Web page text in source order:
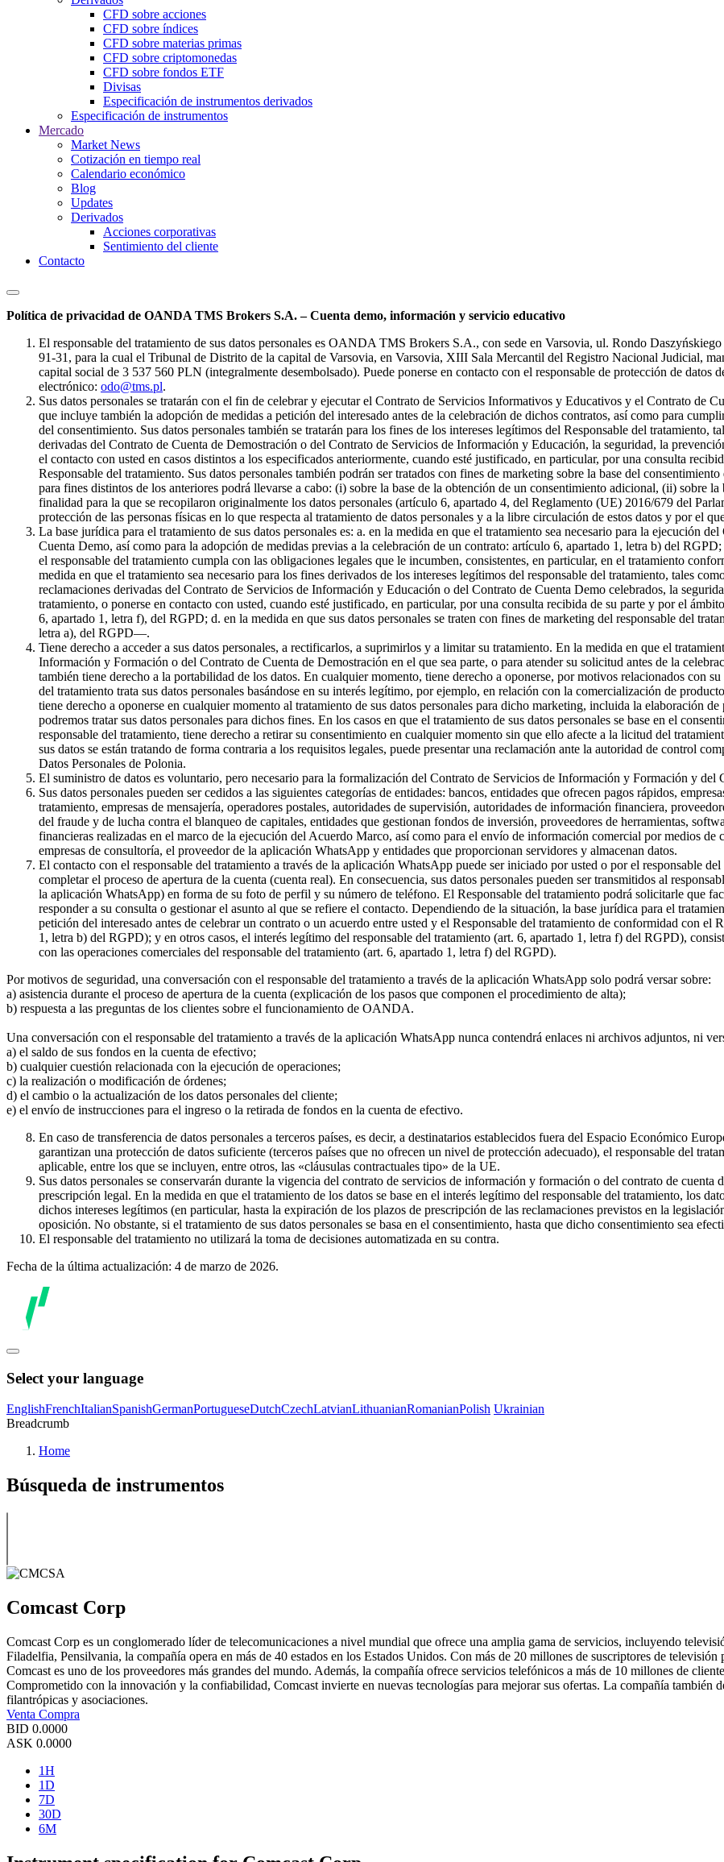
CFD sobre acciones
CFD sobre índices
CFD sobre materias primas
CFD sobre criptomonedas
CFD sobre fondos ETF
Divisas
Especificación de instrumentos derivados
Especificación de instrumentos
Mercado
Market News
Cotización en tiempo real
Calendario económico
Blog
Updates
Derivados
Acciones corporativas
Sentimiento del cliente
Contacto
Política de privacidad de OANDA TMS Brokers S.A. – Cuenta demo, información y servicio educativo
El responsable del tratamiento de sus datos personales es OANDA TMS Brokers S.A., con sede en Varsovia, ul. Rondo
91-31, para la cual el Tribunal de Distrito de la capital de Varsovia, en Varsovia, XIII Sala Mercantil del Registro Nacional Judicial,
capital social de 3 537 560 PLN (integralmente desembolsado). Puede ponerse en contacto con el responsable de protección de datos
electrónico: odo@tms.pl.
Sus datos personales se tratarán con el fin de celebrar y ejecutar el Contrato de Servicios Informativos y Educativos y el Contrato de
que incluye también la adopción de medidas a petición del interesado antes de la celebración de dichos contratos, así como para
del consentimiento. Sus datos personales también se tratarán para los fines de los intereses legítimos del Responsable del tratamiento,
derivadas del Contrato de Cuenta de Demostración o del Contrato de Servicios de Información y Educación, la seguridad, la
el contacto con usted en casos distintos a los especificados anteriormente, cuando esté justificado, en particular, por una consulta
Responsable del tratamiento. Sus datos personales también podrán ser tratados con fines de marketing sobre la base del
para fines distintos de los anteriores podrá llevarse a cabo: (i) sobre la base de la obtención de un consentimiento adicional, (ii) sobre
finalidad para la que se recopilaron originalmente los datos personales (artículo 6, apartado 4, del Reglamento (UE) 2016/679 del
protección de las personas físicas en lo que respecta al tratamiento de datos personales y a la libre circulación de estos datos y por el
La base jurídica para el tratamiento de sus datos personales es: a. en la medida en que el tratamiento sea necesario para la ejecución
Cuenta Demo, así como para la adopción de medidas previas a la celebración de un contrato: artículo 6, apartado 1, letra b) del
el responsable del tratamiento cumpla con las obligaciones legales que le incumben, consistentes, en particular, en el tratamiento
medida en que el tratamiento sea necesario para los fines derivados de los intereses legítimos del responsable del tratamiento, tales
reclamaciones derivadas del Contrato de Servicios de Información y Educación o del Contrato de Cuenta Demo celebrados, la
tratamiento, o ponerse en contacto con usted, cuando esté justificado, en particular, por una consulta recibida de su parte y por el
6, apartado 1, letra f), del RGPD; d. en la medida en que sus datos personales se traten con fines de marketing del responsable del
letra a), del RGPD—.
Tiene derecho a acceder a sus datos personales, a rectificarlos, a suprimirlos y a limitar su tratamiento. En la medida en que el
Información y Formación o del Contrato de Cuenta de Demostración en el que sea parte, o para atender su solicitud antes de la
también tiene derecho a la portabilidad de los datos. En cualquier momento, tiene derecho a oponerse, por motivos relacionados con
del tratamiento trata sus datos personales basándose en su interés legítimo, por ejemplo, en relación con la comercialización de
tiene derecho a oponerse en cualquier momento al tratamiento de sus datos personales para dicho marketing, incluida la elaboración
podremos tratar sus datos personales para dichos fines. En los casos en que el tratamiento de sus datos personales se base en el
responsable del tratamiento, tiene derecho a retirar su consentimiento en cualquier momento sin que ello afecte a la licitud del
sus datos se están tratando de forma contraria a los requisitos legales, puede presentar una reclamación ante la autoridad de control
Datos Personales de Polonia.
El suministro de datos es voluntario, pero necesario para la formalización del Contrato de Servicios de Información y Formación y del
Sus datos personales pueden ser cedidos a las siguientes categorías de entidades: bancos, entidades que ofrecen pagos rápidos,
tratamiento, empresas de mensajería, operadores postales, autoridades de supervisión, autoridades de información financiera,
del fraude y de lucha contra el blanqueo de capitales, entidades que gestionan fondos de inversión, proveedores de herramientas,
financieras realizadas en el marco de la ejecución del Acuerdo Marco, así como para el envío de información comercial por medios de
empresas de consultoría, el proveedor de la aplicación WhatsApp y entidades que proporcionan servidores y almacenan datos.
El contacto con el responsable del tratamiento a través de la aplicación WhatsApp puede ser iniciado por usted o por el responsable
completar el proceso de apertura de la cuenta (cuenta real). En consecuencia, sus datos personales pueden ser transmitidos al
la aplicación WhatsApp) en forma de su foto de perfil y su número de teléfono. El Responsable del tratamiento podrá solicitarle que
responder a su consulta o gestionar el asunto al que se refiere el contacto. Dependiendo de la situación, la base jurídica para el
petición del interesado antes de celebrar un contrato o un acuerdo entre usted y el Responsable del tratamiento de conformidad con
1, letra b) del RGPD); y en otros casos, el interés legítimo del responsable del tratamiento (art. 6, apartado 1, letra f) del RGPD),
con las operaciones comerciales del responsable del tratamiento (art. 6, apartado 1, letra f) del RGPD).
Por motivos de seguridad, una conversación con el responsable del tratamiento a través de la aplicación WhatsApp solo podrá versar sobre:
a) asistencia durante el proceso de apertura de la cuenta (explicación de los pasos que componen el procedimiento de alta);
b) respuesta a las preguntas de los clientes sobre el funcionamiento de OANDA.
Una conversación con el responsable del tratamiento a través de la aplicación WhatsApp nunca contendrá enlaces ni archivos adjuntos, ni
a) el saldo de sus fondos en la cuenta de efectivo;
b) cualquier cuestión relacionada con la ejecución de operaciones;
c) la realización o modificación de órdenes;
d) el cambio o la actualización de los datos personales del cliente;
e) el envío de instrucciones para el ingreso o la retirada de fondos en la cuenta de efectivo.
En caso de transferencia de datos personales a terceros países, es decir, a destinatarios establecidos fuera del Espacio Económico
garantizan una protección de datos suficiente (terceros países que no ofrecen un nivel de protección adecuado), el responsable del
aplicable, entre los que se incluyen, entre otros, las «cláusulas contractuales tipo» de la UE.
Sus datos personales se conservarán durante la vigencia del contrato de servicios de información y formación o del contrato de
prescripción legal. En la medida en que el tratamiento de los datos se base en el interés legítimo del responsable del tratamiento, los
dichos intereses legítimos (en particular, hasta la expiración de los plazos de prescripción de las reclamaciones previstos en la
oposición. No obstante, si el tratamiento de sus datos personales se basa en el consentimiento, hasta que dicho consentimiento sea
El responsable del tratamiento no utilizará la toma de decisiones automatizada en su contra.
Fecha de la última actualización: 4 de marzo de 2026.
Select your language
EnglishFrenchItalianSpanishGermanPortugueseDutchCzechLatvianLithuanianRomanianPolish Ukrainian
Breadcrumb
Home
Búsqueda de instrumentos
Comcast Corp
Comcast Corp es un conglomerado líder de telecomunicaciones a nivel mundial que ofrece una amplia gama de servicios, incluyendo
Filadelfia, Pensilvania, la compañía opera en más de 40 estados en los Estados Unidos. Con más de 20 millones de suscriptores de
Comcast es uno de los proveedores más grandes del mundo. Además, la compañía ofrece servicios telefónicos a más de 10 millones de
Comprometido con la innovación y la confiabilidad, Comcast invierte en nuevas tecnologías para mejorar sus ofertas. La compañía también
filantrópicas y asociaciones.
Venta Compra
BID 0.0000
ASK 0.0000
1H
1D
7D
30D
6M